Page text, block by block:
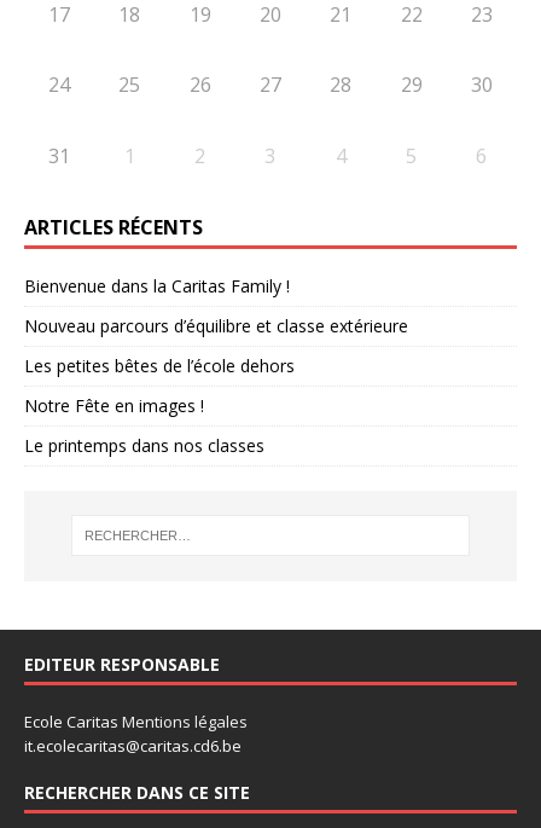
17 18 19 20 21 22 23
24 25 26 27 28 29 30
31 1 2 3 4 5 6
ARTICLES RÉCENTS
Bienvenue dans la Caritas Family !
Nouveau parcours d’équilibre et classe extérieure
Les petites bêtes de l’école dehors
Notre Fête en images !
Le printemps dans nos classes
EDITEUR RESPONSABLE
Ecole Caritas Mentions légales
it.ecolecaritas@caritas.cd6.be
RECHERCHER DANS CE SITE